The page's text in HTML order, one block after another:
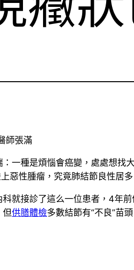
師張滿
一種是煩惱會癌變，處處想找
惡性腫瘤，究竟肺結節良性居
科就接診了這么一位患者，4年
但供膳體檢多數結節有“不良”苗